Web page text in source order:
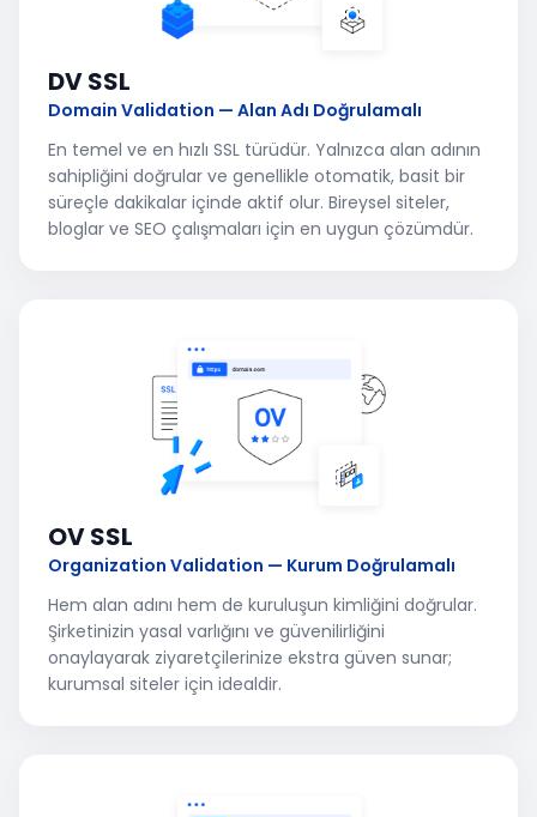
DV SSL
Domain Validation — Alan Adı Doğrulamalı
En temel ve en hızlı SSL türüdür. Yalnızca alan adının
sahipliğini doğrular ve genellikle otomatik, basit bir
süreçle dakikalar içinde aktif olur. Bireysel siteler,
bloglar ve SEO çalışmaları için en uygun çözümdür.
OV SSL
Organization Validation — Kurum Doğrulamalı
Hem alan adını hem de kuruluşun kimliğini doğrular.
Şirketinizin yasal varlığını ve güvenilirliğini
onaylayarak ziyaretçilerinize ekstra güven sunar;
kurumsal siteler için idealdir.